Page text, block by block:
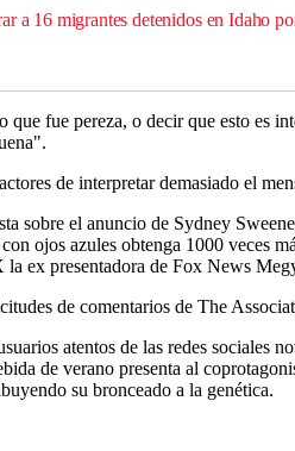
a 16 migrantes detenidos en Idaho
que fue pereza, o decir que esto es
de interpretar demasiado el
sobre el anuncio de Sydney
ojos azules obtenga 1000 veces
la ex presentadora de Fox News
de comentarios de The
atentos de las redes sociales
de verano presenta al
su bronceado a la genética.